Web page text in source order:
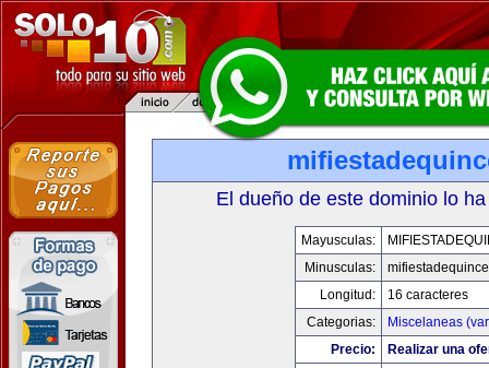
El dueño de este dominio lo
Mayusculas:
Minusculas:
Longitud:
16 caracteres
Categorias:
Miscelaneas
Precio:
Realizar una